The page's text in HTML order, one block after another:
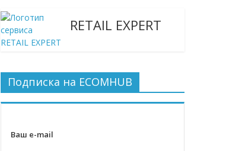
RETAIL EXPERT
Подписка на ECOMHUB
Ваш e-mail